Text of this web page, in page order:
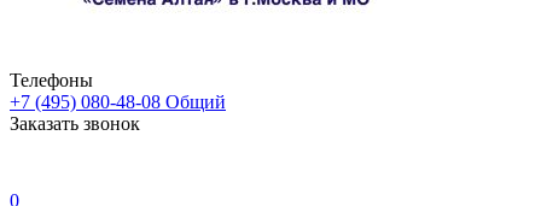
Телефоны
+7 (495) 080-48-08 Общий
Заказать звонок
0